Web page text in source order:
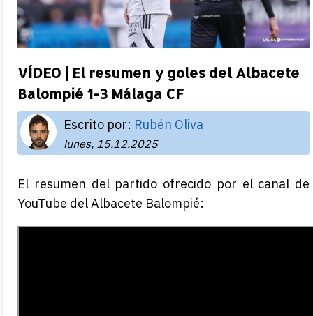
VÍDEO | El resumen y goles del Albacete
Balompié 1-3 Málaga CF
Escrito por: Rubén Oliva
lunes, 15.12.2025
El resumen del partido ofrecido por el canal de
YouTube del Albacete Balompié: